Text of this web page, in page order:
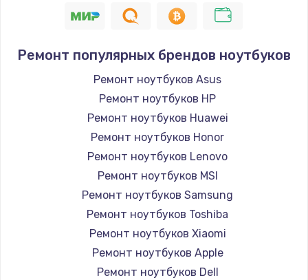
Ремонт популярных брендов ноутбуков
Ремонт ноутбуков Asus
Ремонт ноутбуков HP
Ремонт ноутбуков Huawei
Ремонт ноутбуков Honor
Ремонт ноутбуков Lenovo
Ремонт ноутбуков MSI
Ремонт ноутбуков Samsung
Ремонт ноутбуков Toshiba
Ремонт ноутбуков Xiaomi
Ремонт ноутбуков Apple
Ремонт ноутбуков Dell